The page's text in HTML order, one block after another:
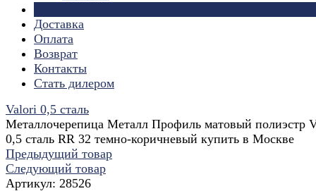
Доставка
Оплата
Возврат
Контакты
Стать дилером
Valori 0,5 сталь
Металлочерепица Металл Профиль матовый полиэстр
0,5 сталь RR 32 темно-коричневый купить в Москве
Предыдущий товар
Следующий товар
Артикул: 28526